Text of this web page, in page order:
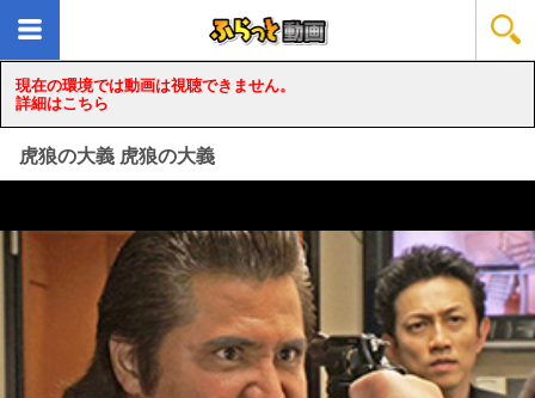
現在の環境では動画は視聴できません。
詳細はこちら
虎狼の大義 虎狼の大義
loading...